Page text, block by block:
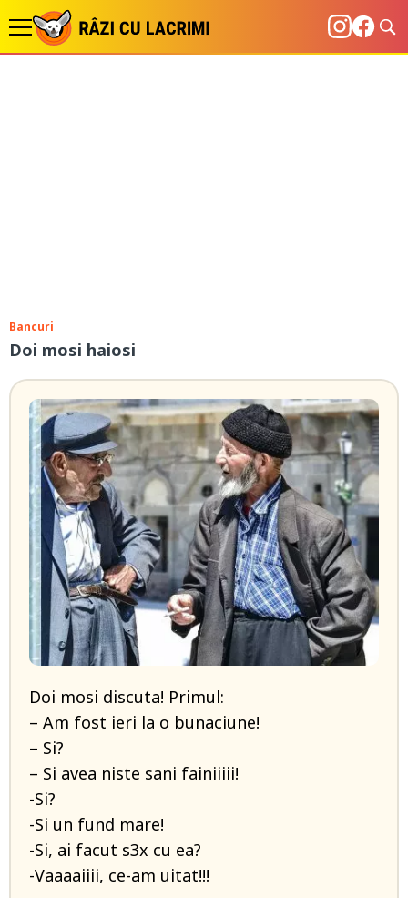
Bancuri
Doi mosi haiosi
Doi mosi discuta! Primul:
– Am fost ieri la o bunaciune!
– Si?
– Si avea niste sani fainiiiii!
-Si?
-Si un fund mare!
-Si, ai facut s3x cu ea?
-Vaaaaiiii, ce-am uitat!!!